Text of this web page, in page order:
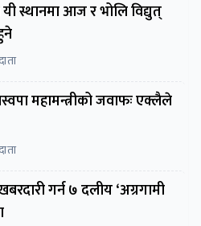
स्थानमा आज र भोलि विद्युत्
महामन्त्रीको जवाफः एक्लैले
७ दलीय ‘अग्रगामी